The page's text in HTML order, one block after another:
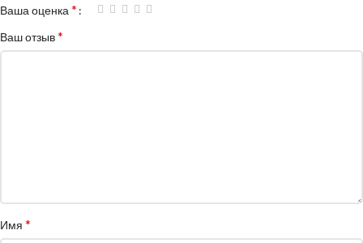
Ваша оценка *
Ваш отзыв*
Имя *